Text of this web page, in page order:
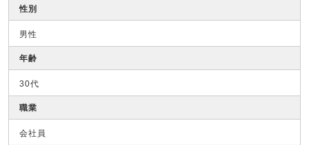
性別
男性
年齢
30代
職業
会社員